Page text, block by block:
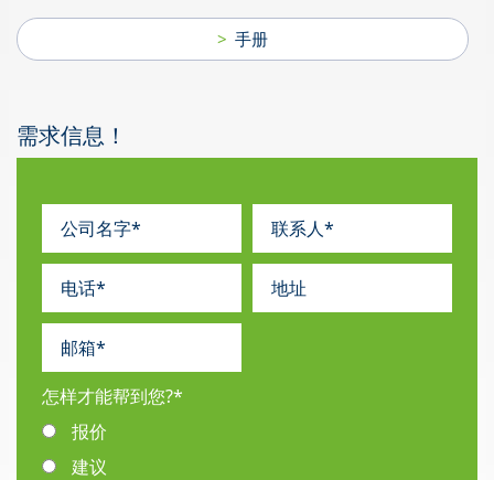
手册
需求信息！
怎样才能帮到您?*
报价
建议